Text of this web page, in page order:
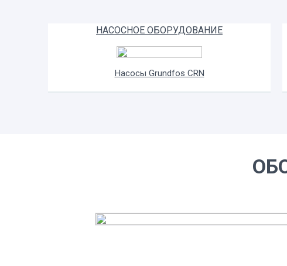
НАСОСНОЕ ОБОРУДОВАНИЕ
Насосы Grundfos CRN